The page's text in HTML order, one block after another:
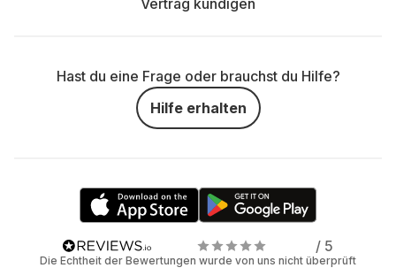
Vertrag kündigen
Hast du eine Frage oder brauchst du Hilfe?
Hilfe erhalten
/ 5
Die Echtheit der Bewertungen wurde von uns nicht überprüft